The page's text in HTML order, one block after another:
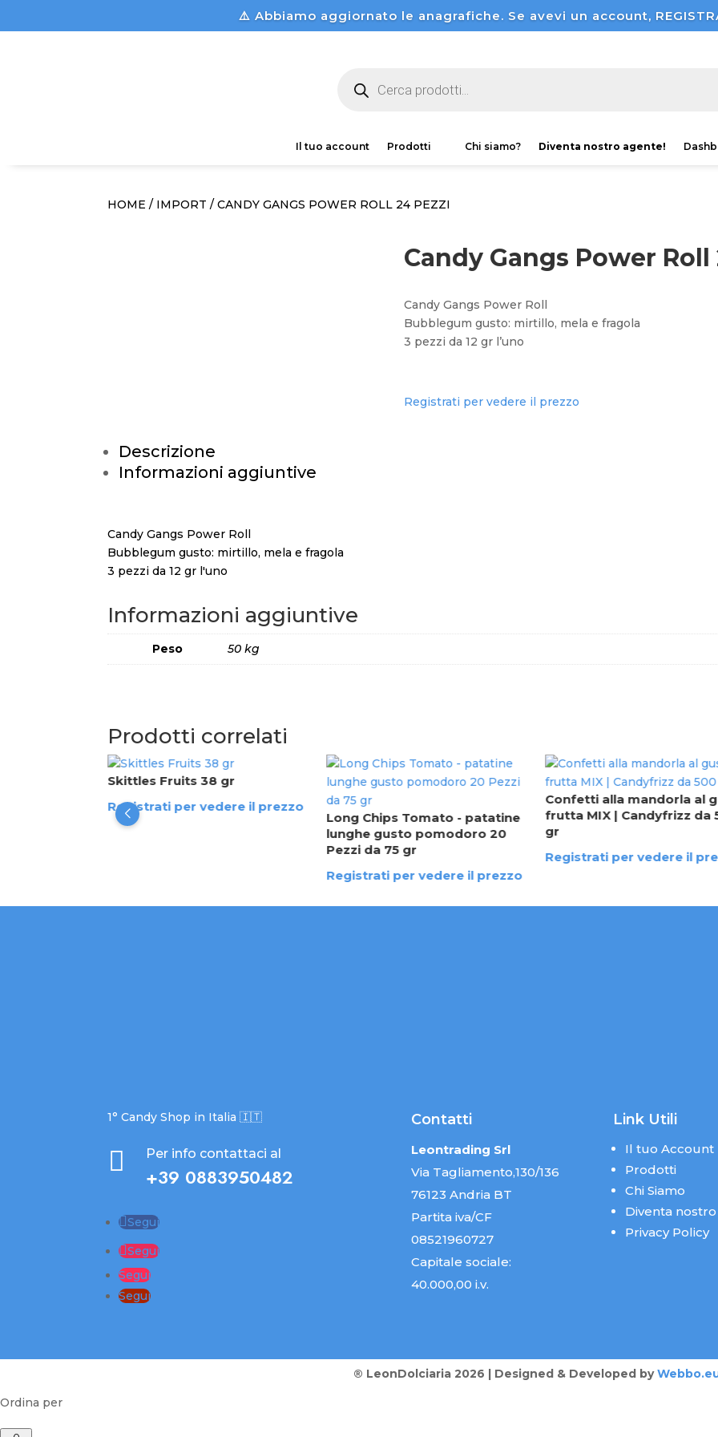
⚠️ Abbiamo aggiornato le anagrafiche. Se avevi un account,
search
Il tuo account Prodotti Chi siamo? Diventa nostro agente!
HOME / IMPORT / CANDY GANGS POWER ROLL 24 PEZZI
Candy Gangs Power Roll
Candy Gangs Power Roll
Bubblegum gusto: mirtillo, mela e fragola
3 pezzi da 12 gr l’uno
Registrati per vedere il prezzo
Descrizione
Informazioni aggiuntive
Candy Gangs Power Roll
Bubblegum gusto: mirtillo, mela e fragola
3 pezzi da 12 gr l'uno
Informazioni aggiuntive
Peso 50 kg
Prodotti correlati
Skittles Fruits 38 gr
Registrati per vedere il prezzo
Long Chips Tomato - patatine
lunghe gusto pomodoro 20
Pezzi da 75 gr
Registrati per vedere il prezzo
Confetti alla mandorla al
frutta MIX | Candyfrizz da
gr
Registrati per vedere il
1° Candy Shop in Italia 🇮🇹
 Per info contattaci al
+39 0883950482
Segui
Segui
Segui
Segui
Contatti
Leontrading Srl
Via Tagliamento,130/136
76123 Andria BT
Partita iva/CF
08521960727
Capitale sociale:
40.000,00 i.v.
Link Utili
Il tuo Account
Prodotti
Chi Siamo
Diventa
Privacy Policy
® LeonDolciaria 2026 | Designed & Developed by
Ordina per